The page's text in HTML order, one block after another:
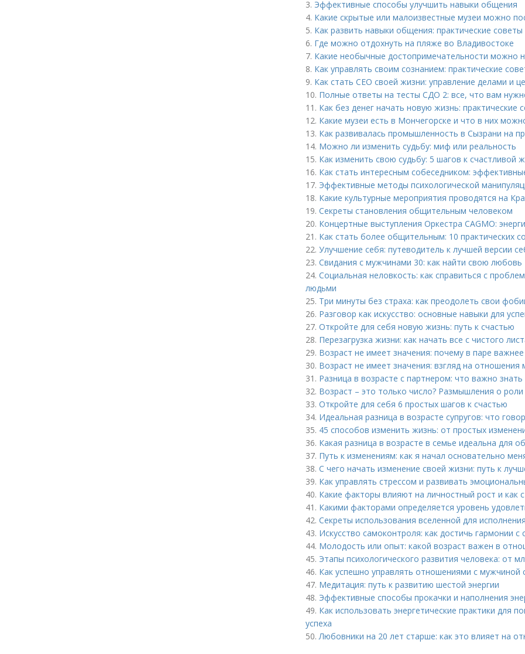
3. Эффективные способы улучшить навыки общения
4. Какие скрытые или малоизвестные музеи можно
5. Как развить навыки общения: практические советы
6. Где можно отдохнуть на пляже во Владивостоке
7. Какие необычные достопримечательности можно
8. Как управлять своим сознанием: практические
9. Как стать СЕО своей жизни: управление делами и
10. Полные ответы на тесты СДО 2: все, что вам
11. Как без денег начать новую жизнь: практические
12. Какие музеи есть в Мончегорске и что в них
13. Как развивалась промышленность в Сызрани на
14. Можно ли изменить судьбу: миф или реальность
15. Как изменить свою судьбу: 5 шагов к счастливой
16. Как стать интересным собеседником:
17. Эффективные методы психологической
18. Какие культурные мероприятия проводятся на
19. Секреты становления общительным человеком
20. Концертные выступления Оркестра CAGMO:
21. Как стать более общительным: 10 практических
22. Улучшение себя: путеводитель к лучшей версии
23. Свидания с мужчинами 30: как найти свою любовь
24. Социальная неловкость: как справиться с
людьми
25. Три минуты без страха: как преодолеть свои
26. Разговор как искусство: основные навыки для
27. Откройте для себя новую жизнь: путь к счастью
28. Перезагрузка жизни: как начать все с чистого
29. Возраст не имеет значения: почему в паре
30. Возраст не имеет значения: взгляд на
31. Разница в возрасте с партнером: что важно знать
32. Возраст – это только число? Размышления о
33. Откройте для себя 6 простых шагов к счастью
34. Идеальная разница в возрасте супругов: что
35. 45 способов изменить жизнь: от простых
36. Какая разница в возрасте в семье идеальна для
37. Путь к изменениям: как я начал основательно
38. С чего начать изменение своей жизни: путь к
39. Как управлять стрессом и развивать
40. Какие факторы влияют на личностный рост и как
41. Какими факторами определяется уровень
42. Секреты использования вселенной для
43. Искусство самоконтроля: как достичь гармонии с
44. Молодость или опыт: какой возраст важен в
45. Этапы психологического развития человека: от
46. Как успешно управлять отношениями с мужчиной
47. Медитация: путь к развитию шестой энергии
48. Эффективные способы прокачки и наполнения
49. Как использовать энергетические практики для
успеха
50.Любовники на 20 лет старше: как это влияет на